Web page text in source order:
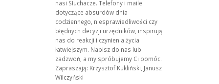
nasi Słuchacze. Telefony i maile
dotyczące absurdów dnia
codziennego, niesprawiedliwości czy
błędnych decyzji urzędników, inspirują
nas do reakcji i czynienia życia
łatwiejszym. Napisz do nas lub
zadzwoń, a my spróbujemy Ci pomóc.
Zapraszają: Krzysztof Kukliński, Janusz
Wilczyński